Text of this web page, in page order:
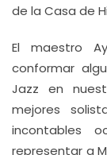
de la Casa de
El maestro
conformar
Jazz en
mejores
incontables
representar a